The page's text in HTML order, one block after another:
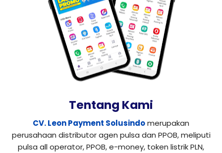
Tentang Kami
CV. Leon Payment Solusindomerupakan
perusahaan distributor agen pulsa dan PPOB, meliputi
pulsa all operator, PPOB, e-money, token listrik PLN,